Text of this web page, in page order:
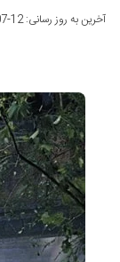
آخرین به روز رسانی: 12-07-1404